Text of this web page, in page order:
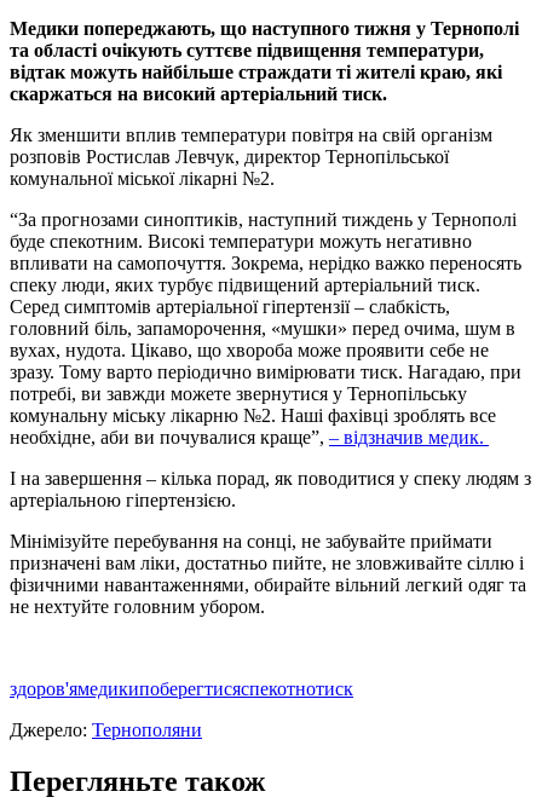
Медики попереджають, що наступного тижня у Тернополi
та областi очiкують суттєве пiдвищення температури,
вiдтак можуть найбiльше страждати тi жителi краю, якi
скаржаться на високий артерiальний тиск.
Як зменшити вплив температури повiтря на свiй органiзм
розповiв Ростислав Левчук, директор Тернопiльської
комунальної мiської лiкарнi №2.
“За прогнозами синоптикiв, наступний тиждень у Тернополi
буде спекотним. Високi температури можуть негативно
впливати на самопочуття. Зокрема, нерiдко важко переносять
спеку люди, яких турбує пiдвищений артерiальний тиск.
Серед симптомiв артерiальної гiпертензiї – слабкiсть,
головний бiль, запаморочення, «мушки» перед очима, шум в
вухах, нудота. Цiкаво, що хвороба може проявити себе не
зразу. Тому варто перiодично вимiрювати тиск. Нагадаю, при
потребi, ви завжди можете звернутися у Тернопiльську
комунальну мiську лiкарню №2. Нашi фахiвцi зроблять все
необхiдне, аби ви почувалися краще”, – вiдзначив медик.
I на завершення – кiлька порад, як поводитися у спеку людям з
артерiальною гiпертензiєю.
Мiнiмiзуйте перебування на сонцi, не забувайте приймати
призначенi вам лiки, достатньо пийте, не зловживайте сiллю i
фiзичними навантаженнями, обирайте вiльний легкий одяг та
не нехтуйте головним убором.
здоров'ямедикипоберегтисяспекотнотиск
Джерело: Тернополяни
Перегляньте також